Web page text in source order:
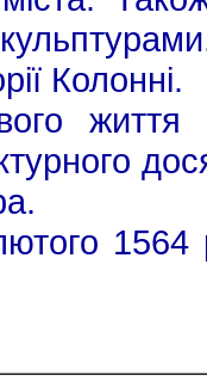
Колонні.
життя
1564